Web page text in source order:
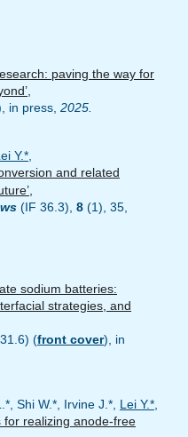
paving the way for
in press, 2025.
Y.*
and related
(IF 36.3), 8 (1), 35,
sodium batteries:
strategies, and
(front cover), in
Shi W.*, Irvine J.*, Lei Y.*,
for realizing anode-free